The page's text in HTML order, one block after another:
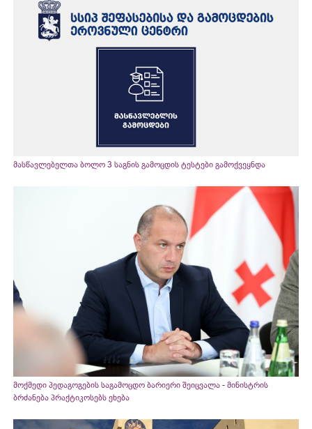
მასწავლებელთა ბოლო 3 საგნის გამოცდის ტესტები გამოქვეყნდა
მოქმედი პედაგოგების საგამოცდო ბარიერი შეიცვალა - მინისტრის
ბრძანება პრაქტიკოსებს ეხება